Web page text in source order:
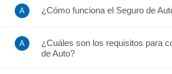
¿Cómo funciona el Seguro de
¿Cuáles son los requisitos para
de Auto?